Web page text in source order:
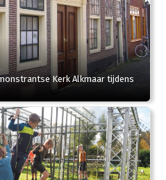
Kerk Alkmaar tijdens